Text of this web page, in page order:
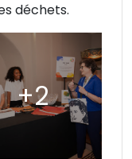
déchets.